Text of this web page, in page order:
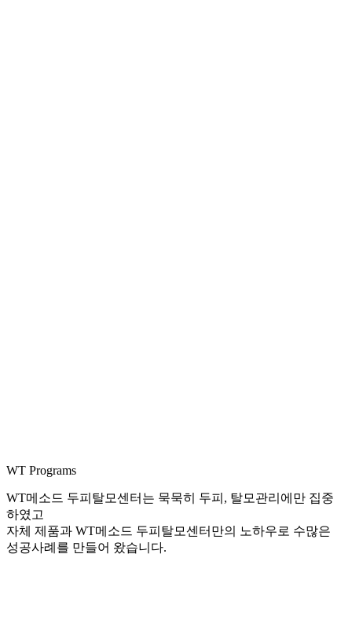
WT Programs
WT메소드 두피탈모센터는 묵묵히 두피, 탈모관리에만 집중
하였고
자체 제품과 WT메소드 두피탈모센터만의 노하우로 수많은
성공사례를 만들어 왔습니다.